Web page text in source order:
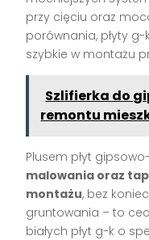
przy cięciu oraz
porównania, płyty
szybkie w montażu
Szlifierka do
remontu
Plusem płyt
malowania oraz
montażu, bez
gruntowania – to
białych płyt g-k o